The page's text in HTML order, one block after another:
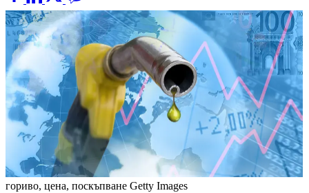
гориво, цена, поскъпване Getty Images